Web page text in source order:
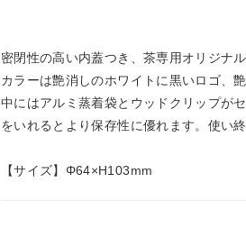
密閉性の高い内蓋つき、茶専用オリジナ
カラーは艶消しのホワイトに黒いロゴ、
中にはアルミ蒸着袋とウッドクリップが
をいれるとより保存性に優れます。使い
【サイズ】Φ64×H103mm